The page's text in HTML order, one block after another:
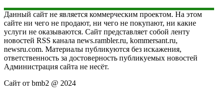
Данный сайт не является коммерческим проектом. На этом
сайте ни чего не продают, ни чего не покупают, ни какие
услуги не оказываются. Сайт представляет собой ленту
новостей RSS канала news.rambler.ru, kommersant.ru,
newsru.com. Материалы публикуются без искажения,
ответственность за достоверность публикуемых новостей
Администрация сайта не несёт.
Сайт от bmb2 @ 2024